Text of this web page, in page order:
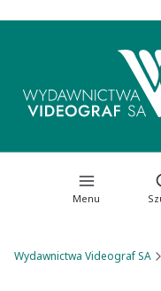
Menu
Wydawnictwa Videograf SA